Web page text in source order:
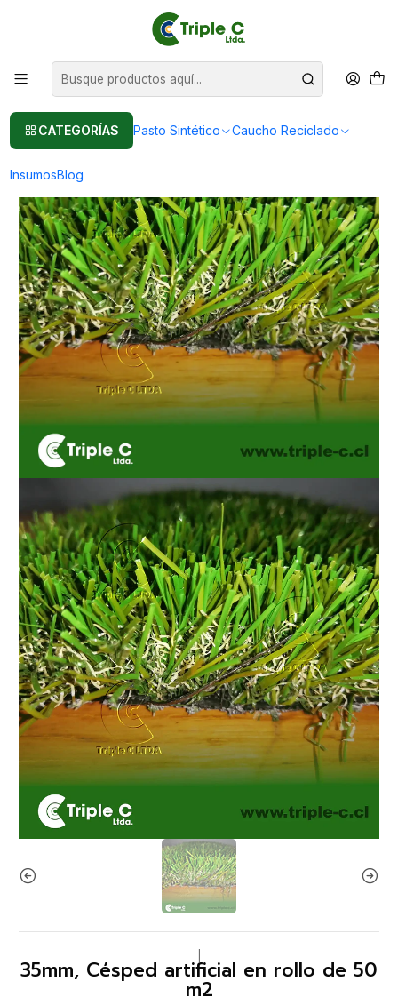
CATEGORÍAS Pasto Sintético Caucho Reciclado
InsumosBlog
Pasto sintético Para Jardín
35mm, Césped artificial en rollo de 50 m2
35mm, Césped artificial en rollo de 50
m2